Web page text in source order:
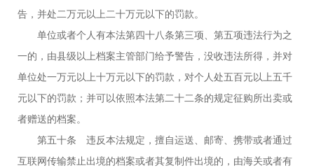
告，并处二万元以上二十万元以下的罚款。
单位或者个人有本法第四十八条第三项、第五项违法行为之
一的，由县级以上档案主管部门给予警告，没收违法所得，并对
单位处一万元以上十万元以下的罚款，对个人处五百元以上五千
元以下的罚款；并可以依照本法第二十二条的规定征购所出卖或
者赠送的档案。
第五十条 违反本法规定，擅自运送、邮寄、携带或者通过
互联网传输禁止出境的档案或者其复制件出境的，由海关或者有